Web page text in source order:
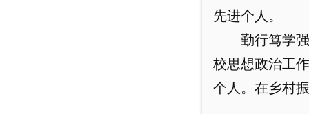
先进个人。
勤行笃学
校思想政治工
个人。在乡村